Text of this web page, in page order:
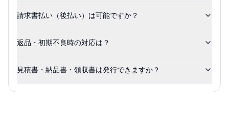
請求書払い（後払い）は可能ですか？
返品・初期不良時の対応は？
見積書・納品書・領収書は発行できますか？